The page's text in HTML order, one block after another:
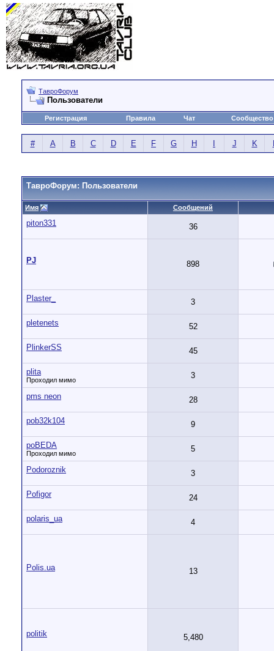
ТавроФорум
Пользователи
Регистрация Правила Чат Сообщество
# A B C D E F G H J K
ТавроФорум: Пользователи
Имя Сообщений
piton331 36
PJ 898
Plaster_ 3
pletenets 52
PlinkerSS 45
plita
Проходил мимо 3
pms neon 28
pob32k104 9
poBEDA
Проходил мимо 5
Podoroznik 3
Pofigor 24
polaris_ua 4
Polis.ua 13
politik 5,480